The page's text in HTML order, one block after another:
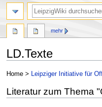
LD.Texte
Zur
springen
Zur
springen
Home > Leipziger Initiative für
Literatur zum Thema
mehr